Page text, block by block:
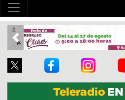
Previous